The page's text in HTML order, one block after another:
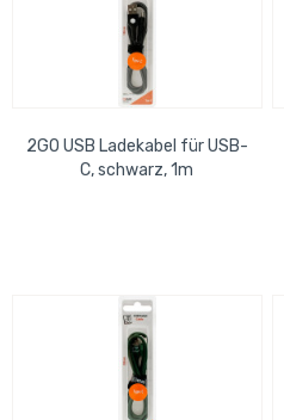
2GO USB Ladekabel für USB-
C, schwarz, 1m